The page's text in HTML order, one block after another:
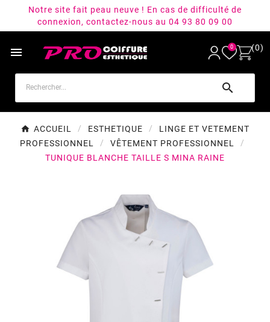
Notre site fait peau neuve ! En cas de difficulté de
connexion, contactez-nous au 04 93 80 09 00
 0 (0)

ACCUEIL ESTHETIQUE
LINGE ET VETEMENT
PROFESSIONNEL
VÊTEMENT PROFESSIONNEL
TUNIQUE BLANCHE TAILLE S MINA RAINE